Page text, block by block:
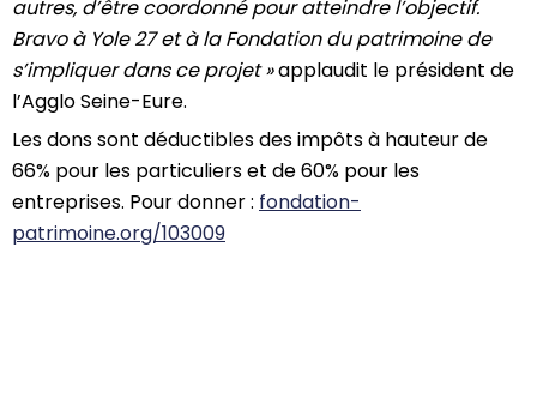
autres, d’être coordonné pour atteindre l’objectif.
Bravo à Yole 27 et à la Fondation du patrimoine de
s’impliquer dans ce projet »applaudit le président de
l’Agglo Seine-Eure.
Les dons sont déductibles des impôts à hauteur de
66% pour les particuliers et de 60% pour les
entreprises. Pour donner : fondation-
patrimoine.org/103009